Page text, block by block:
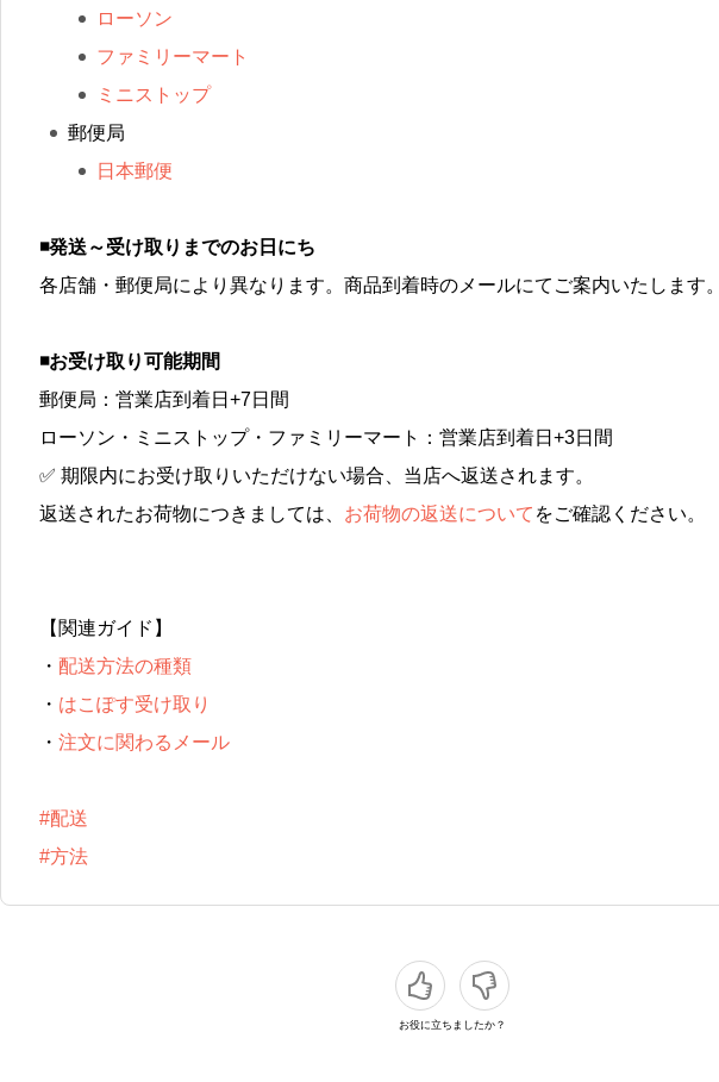
ローソン
ファミリーマート
ミニストップ
郵便局
日本郵便
◾️発送～受け取りまでのお日にち
各店舗・郵便局により異なります。商品到着時のメールにてご案内いたします
◾️お受け取り可能期間
郵便局：営業店到着日+7日間
ローソン・ミニストップ・ファミリーマート：営業店到着日+3日間
✅ 期限内にお受け取りいただけない場合、当店へ返送されます。
返送されたお荷物につきましては、 お荷物の返送について をご確認ください。
【関連ガイド】
・ 配送方法の種類
・ はこぽす受け取り
・ 注文に関わるメール
#配送
#方法
お役に立ちましたか？